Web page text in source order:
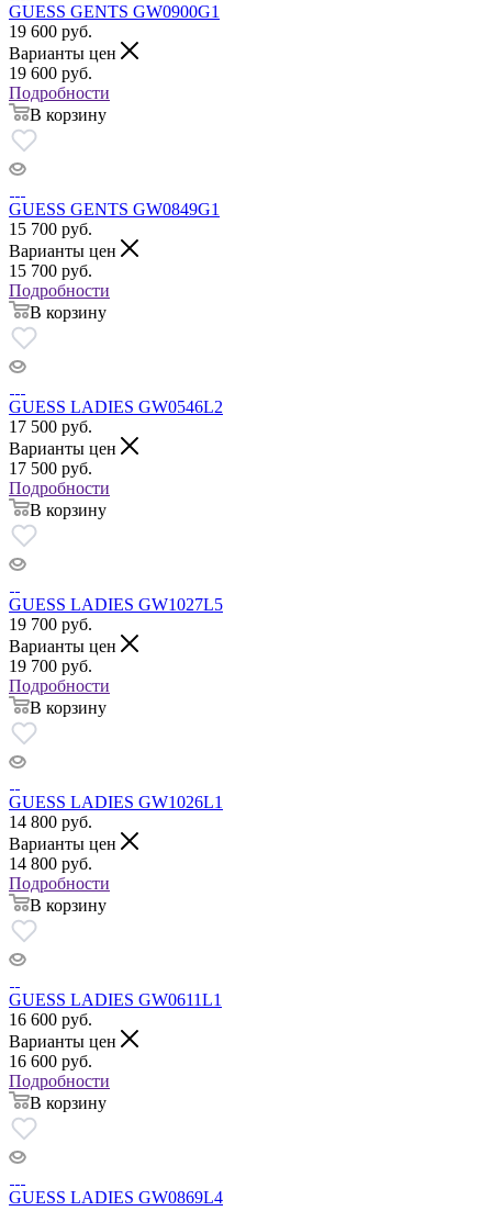
GUESS GENTS GW0900G1
19 600 руб.
Варианты цен
19 600 руб.
Подробности
В корзину
GUESS GENTS GW0849G1
15 700 руб.
Варианты цен
15 700 руб.
Подробности
В корзину
GUESS LADIES GW0546L2
17 500 руб.
Варианты цен
17 500 руб.
Подробности
В корзину
GUESS LADIES GW1027L5
19 700 руб.
Варианты цен
19 700 руб.
Подробности
В корзину
GUESS LADIES GW1026L1
14 800 руб.
Варианты цен
14 800 руб.
Подробности
В корзину
GUESS LADIES GW0611L1
16 600 руб.
Варианты цен
16 600 руб.
Подробности
В корзину
GUESS LADIES GW0869L4